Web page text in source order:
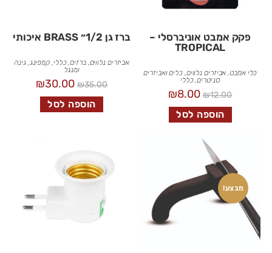
פקק אמבט אוניברסלי –
TROPICAL
כלי אמבט, אביזרים נלווים,כלים ואביזרים
סניטרים,כללי
₪12.00
₪8.00
הוספה לסל
ברז גן 1/2״ BRASS איכותי
אביזרים נלווים,ברזים,כללי, קמפינג, גינה
ומנגל
₪35.00
₪30.00
הוספה לסל
מבצע!